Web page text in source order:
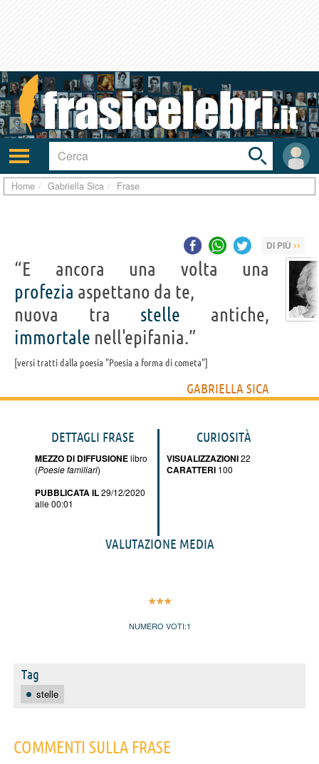
Attiva/disattiva
navigazione
User
area
Toggle
search
bar
Home Gabriella Sica Frase
DI PIÙ ››
“E ancora una volta una
profezia aspettano da te,
nuova tra stelle antiche,
immortale nell'epifania.”
versi tratti dalla poesia "Poesia a forma di cometa"
GABRIELLA SICA
DETTAGLI FRASE
MEZZO DI DIFFUSIONElibro
(Poesie familiari)
PUBBLICATA IL29/12/2020
alle 00:01
CURIOSITÀ
VISUALIZZAZIONI22
CARATTERI 100
VALUTAZIONE MEDIA
NUMERO VOTI:1
Tag
stelle
COMMENTI SULLA FRASE